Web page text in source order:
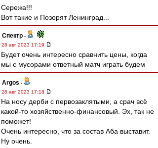
Сережа!!!
Вот такие и Позорят Ленинград...
Спектр -
28 авг 2023 17:19
Будет очень интересно сравнить цены, когда
мы с мусорами ответный матч играть будем
Argos -
28 авг 2023 17:18
На носу дерби с первозаклятыми, а срач всё
какой-то хозяйственно-финансовый. Эх, так не
поможет!
Очень интересно, что за состав Аба выставит.
Ну очень.